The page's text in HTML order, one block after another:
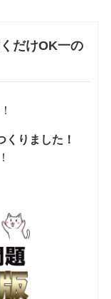
だけOK一の
くりました！